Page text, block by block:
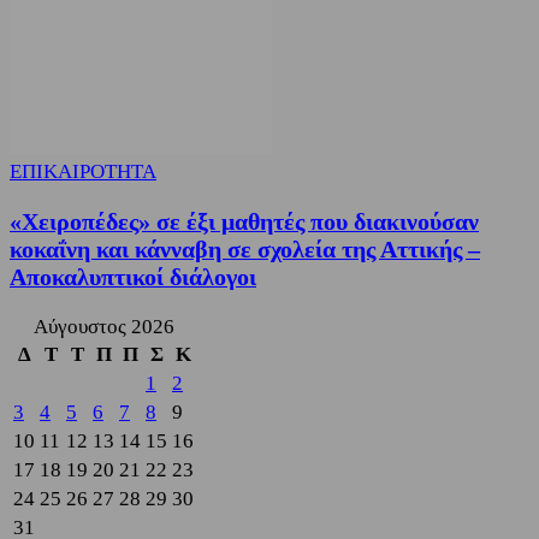
ΕΠΙΚΑΙΡΟΤΗΤΑ
«Χειροπέδες» σε έξι μαθητές που διακινούσαν
κοκαΐνη και κάνναβη σε σχολεία της Αττικής –
Αποκαλυπτικοί διάλογοι
Αύγουστος 2026
Δ
Τ Τ Π Π Σ Κ
1
2
3
4 5 6 7 8
9
10 11 12 13 14 15 16
17 18 19 20 21 22 23
24 25 26 27 28 29 30
31